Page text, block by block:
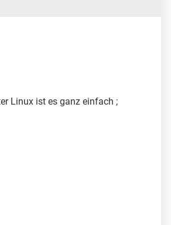
Linux ist es ganz einfach ;